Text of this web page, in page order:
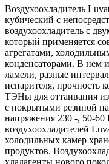
Воздухоохладитель
кубический с
воздухоохладитель с
который применяется
агрегатами,
конденсаторами. В нем
ламели, разные
испарителя, прочность
ТЭНы для оттаивания
c покрытыми резиной
напряжения 230 ‑, 50-
воздухоохладителей
холодильных камер
продуктов.
хладагенты нового